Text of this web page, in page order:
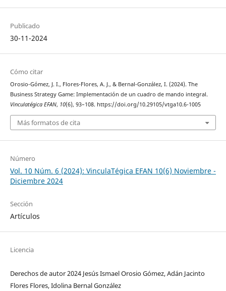
Publicado
30-11-2024
Cómo citar
Orosio-Gómez, J. I., Flores-Flores, A. J., & Bernal-González, I. (2024). The
Business Strategy Game: Implementación de un cuadro de mando integral.
Vinculatégica EFAN, 10(6), 93–108. https://doi.org/10.29105/vtga10.6-1005
Más formatos de cita
Número
Vol. 10 Núm. 6 (2024): VinculaTégica EFAN 10(6) Noviembre -
Diciembre 2024
Sección
Artículos
Licencia
Derechos de autor 2024 Jesús Ismael Orosio Gómez, Adán Jacinto
Flores Flores, Idolina Bernal González